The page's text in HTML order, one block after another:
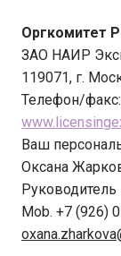
Оргкомитет
ЗАО НАИР
119071, г.
Телефон/
Ваш
Оксана
Руководитель
Mob. +7 (926)